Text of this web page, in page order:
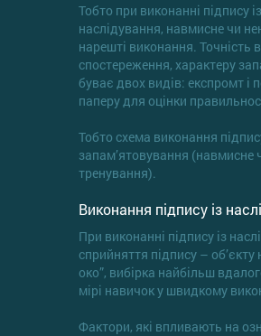
Тобто при виконанні підпису
наслідування, навмисне чи
нарешті виконання. Точність
спостереження, характеру
буває двох видів: експромт і
паперу для оцінки
Тобто схема виконання
запам’ятовування (навмисне
тренування).
Виконання підпису із
При виконанні підпису із
сприйняття підпису –
око”, вибірка найбільш
мірі навичок у швидкому
Фактори, які впливають на